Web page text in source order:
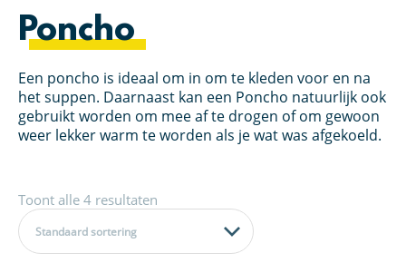
Poncho
Een poncho is ideaal om in om te kleden voor en na
het suppen. Daarnaast kan een Poncho natuurlijk ook
gebruikt worden om mee af te drogen of om gewoon
weer lekker warm te worden als je wat was afgekoeld.
Toont alle 4 resultaten
Standaard sortering